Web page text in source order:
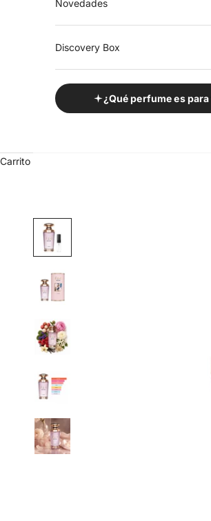
Novedades
Discovery Box
¿Qué perfume es
Carrito